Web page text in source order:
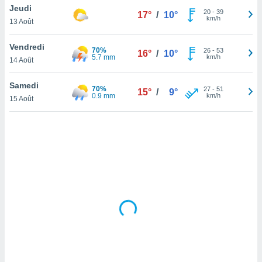
en
de
Jeudi
13 Août
17° / 10° 20- 39
km/h
Vendredi
14 Août
70%
5.7 mm
16° / 10° 26- 53
km/h
Samedi
15 Août
70%
0.9 mm
15° / 9° 27- 51
km/h